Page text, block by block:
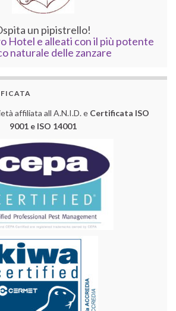
un pipistrello!
Hotel e alleati con il più potente
naturale delle zanzare
affiliata all A.N.I.D. e Certificata ISO
9001 e ISO 14001